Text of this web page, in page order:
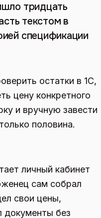
тридцать
текстом в
спецификации
остатки в 1С,
цену конкретного
и вручную завести
половина.
личный кабинет
сам собрал
свои цены,
документы без